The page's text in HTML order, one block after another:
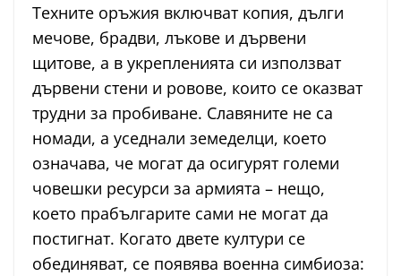
Техните оръжия включват копия, дълги
мечове, брадви, лъкове и дървени
щитове, а в укрепленията си използват
дървени стени и ровове, които се оказват
трудни за пробиване. Славяните не са
номади, а уседнали земеделци, което
означава, че могат да осигурят големи
човешки ресурси за армията – нещо,
което прабългарите сами не могат да
постигнат. Когато двете култури се
обединяват, се появява военна симбиоза: